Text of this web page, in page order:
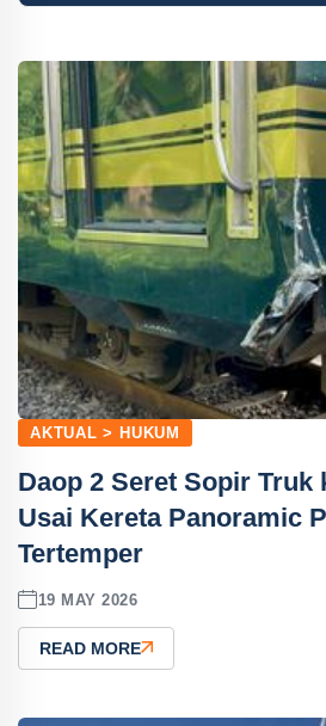
AKTUAL > HUKUM
Daop 2 Seret Sopir Truk
Usai Kereta Panoramic
Tertemper
19 MAY 2026
READ MORE